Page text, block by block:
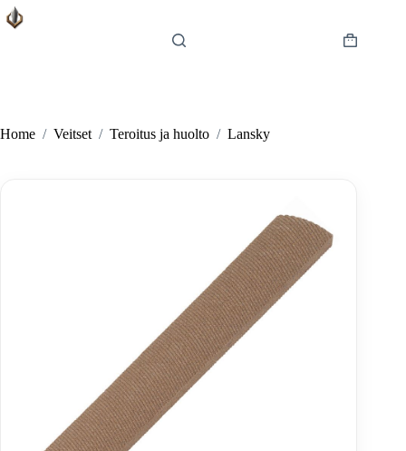
Skip
to
Shopping
Home / Veitset / Teroitus ja huolto / Lansky